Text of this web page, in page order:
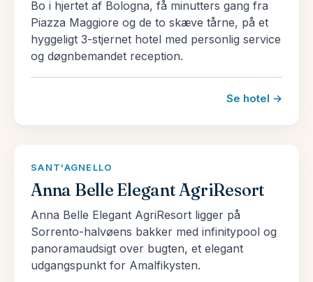
Som en hyldest til sit folks kærlighed til mode, er
Italiens skitse heldigvis formet som en støvle.
Landet er langt og elegant – c’e bella – og er
Vesuv, Etna og Stromboli, simrer i syd.
højlandet til lavlandet. Vintrene er længe om at
forlade de italienske alper, hvor der falder sne så
tidligt som midt i september. I de nordlige regioner
Bo i hjertet af Bologna, få minutters gang fra
Piazza Maggiore og de to skæve tårne, på et
hyggeligt 3-stjernet hotel med personlig service
og døgnbemandet reception.
Se hotel →
SANT'AGNELLO
Anna Belle Elegant AgriResort
Anna Belle Elegant AgriResort ligger på
Sorrento-halvøens bakker med infinitypool og
panoramaudsigt over bugten, et elegant
udgangspunkt for Amalfikysten.